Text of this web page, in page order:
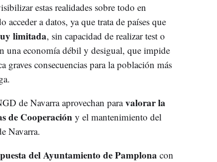
estas realidades sobre todo en
acceder a datos, ya que trata de países que
limitada, sin capacidad de realizar test o
una economía débil y desigual, que impide
consecuencias para la población más
de Navarra aprovechan paravalorar la
de Cooperación y el mantenimiento del
Navarra.
del Ayuntamiento de Pamplona con